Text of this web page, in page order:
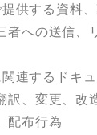
供する資料、
者への送信、
連するドキ
訳、変更、改
配布行為